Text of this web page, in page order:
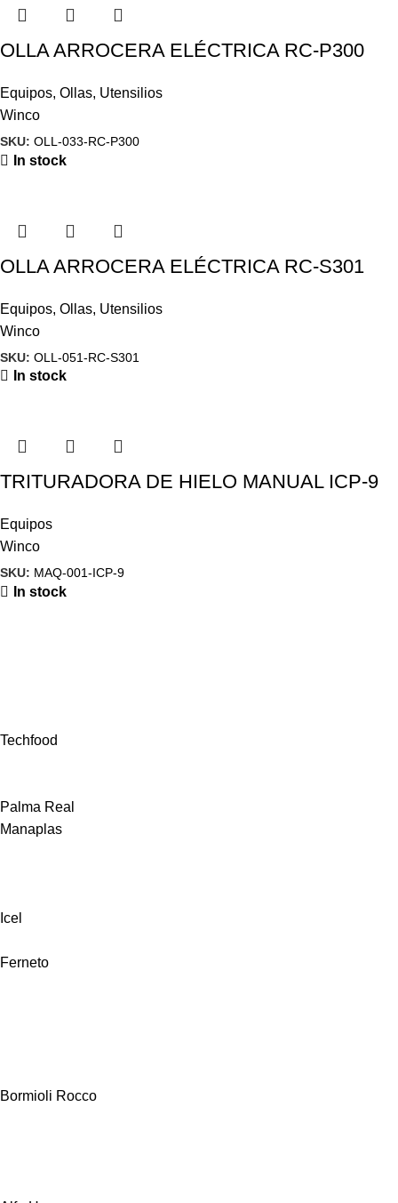
OLLA ARROCERA ELÉCTRICA RC-P300
Equipos, Ollas, Utensilios
Winco
SKU: OLL-033-RC-P300
In stock
OLLA ARROCERA ELÉCTRICA RC-S301
Equipos, Ollas, Utensilios
Winco
SKU: OLL-051-RC-S301
In stock
TRITURADORA DE HIELO MANUAL ICP-9
Equipos
Winco
SKU: MAQ-001-ICP-9
In stock
Techfood
Palma Real
Manaplas
Icel
Ferneto
Bormioli Rocco